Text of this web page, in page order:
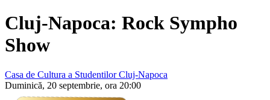
Cluj-Napoca: Rock Sympho
Show
Casa de Cultura a Studentilor Cluj-Napoca
Duminică, 20 septembrie, ora 20:00